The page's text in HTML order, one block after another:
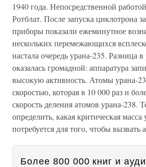
1940 года. Непосредственной
Ротблат. После запуска циклотрона
приборы показали ежеминутное
нескольких перемежающихся
настала очередь урана-235. Разница в
оказалась громадной: аппаратура
высокую активность. Атомы урана-
скоростью, которая в 10 000 раз и
скорость деления атомов урана-238.
определить, какая критическая масса
потребуется для того, чтобы
Более 800 000 книг и